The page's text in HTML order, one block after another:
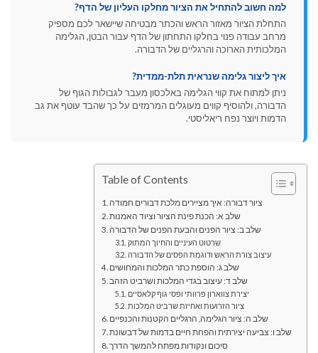
למה חשוב להתחיל את הציור מחלקו העליון של הדף?
התחלת הציור מאזור הראש והכתר מבטיחה שיישאר לכם מספיק
מרחב עבודה פנוי בחלקו התחתון של הדף עבור הבטן, הגלימה
המלכותית הארוכה והרגליים של הדבורה.
איך ליצור גלימה שנראית תלת-ממדית?
ניתן למתוח את קווי הגלימה באלכסון מעבר לגבולות הגוף של
הדבורה, ולהוסיף קווים מעוגלים המרמזים על כך שהבד עוטף את גב
הדמות ויוצר נפח ריאליסטי.
Table of Contents
ציור דבורה: איך מציירים מלכת דבורים חמודה
שלב א: הכנת פינת הציור וציוד האמנות
שלב ב: ציור הפנים והבעת הפנים של הדבורה
שרטוט העיניים והחיוך המתוק
עיצוב צורת הראש ודוגמת הפסים של הדבורה
שלב ג: הוספת כתר המלכות והמחושים
שלב ד: עיצוב בגדי המלכות ושרביט הזהב
יצירת צווארון פרוותי ופסי גוף קלאסיים
ציור הזרועות ואחיזת שרביט המלכות
שלב ה: ציור הגלימה, הרגליים הקטנות והכנפיים
שלב ו: צביעה יצירתית והפחת חיים בדמות של דבשונת
סיכום ונקודות מפתח להמשך הדרך